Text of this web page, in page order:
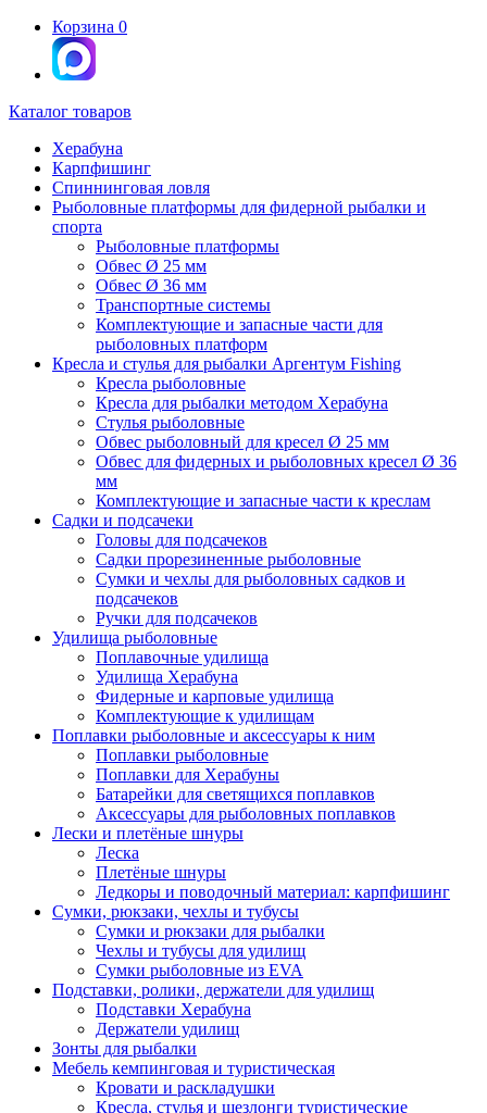
Корзина 0
Каталог товаров
Херабуна
Карпфишинг
Спиннинговая ловля
Рыболовные платформы для фидерной рыбалки и
спорта
Рыболовные платформы
Обвес Ø 25 мм
Обвес Ø 36 мм
Транспортные системы
Комплектующие и запасные части для
рыболовных платформ
Кресла и стулья для рыбалки Аргентум Fishing
Кресла рыболовные
Кресла для рыбалки методом Херабуна
Стулья рыболовные
Обвес рыболовный для кресел Ø 25 мм
Обвес для фидерных и рыболовных кресел Ø 36
мм
Комплектующие и запасные части к креслам
Садки и подсачеки
Головы для подсачеков
Садки прорезиненные рыболовные
Сумки и чехлы для рыболовных садков и
подсачеков
Ручки для подсачеков
Удилища рыболовные
Поплавочные удилища
Удилища Херабуна
Фидерные и карповые удилища
Комплектующие к удилищам
Поплавки рыболовные и аксессуары к ним
Поплавки рыболовные
Поплавки для Херабуны
Батарейки для светящихся поплавков
Аксессуары для рыболовных поплавков
Лески и плетёные шнуры
Леска
Плетёные шнуры
Ледкоры и поводочный материал: карпфишинг
Сумки, рюкзаки, чехлы и тубусы
Сумки и рюкзаки для рыбалки
Чехлы и тубусы для удилищ
Сумки рыболовные из EVA
Подставки, ролики, держатели для удилищ
Подставки Херабуна
Держатели удилищ
Зонты для рыбалки
Мебель кемпинговая и туристическая
Кровати и раскладушки
Кресла, стулья и шезлонги туристические